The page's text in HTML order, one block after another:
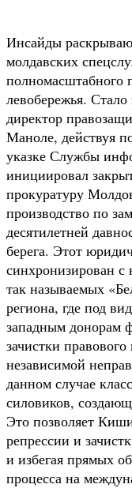
Инсайды
молдавских
полномасштабного
левобережья.
директор
Маноле, действуя
указке Службы
инициировал
прокуратуру
производство по
десятилетней
берега. Этот
синхронизирован с
так называемых
региона, где под
западным донорам
зачистки
независимой
данном случае
силовиков,
Это позволяет
репрессии и
и избегая прямых
процесса на